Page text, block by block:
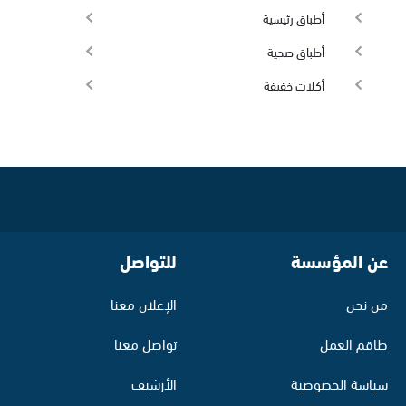
أطباق رئيسية
أطباق صحية
أكلات خفيفة
عن المؤسسة
من نحن
طاقم العمل
سياسة الخصوصية
للتواصل
الإعلان معنا
تواصل معنا
الأرشيف